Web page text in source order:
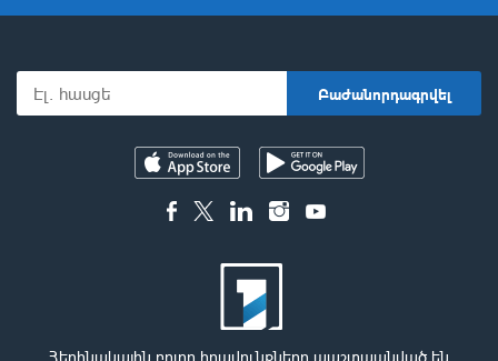
Հեղինակային բոլոր իրավունքները պաշտպանված են